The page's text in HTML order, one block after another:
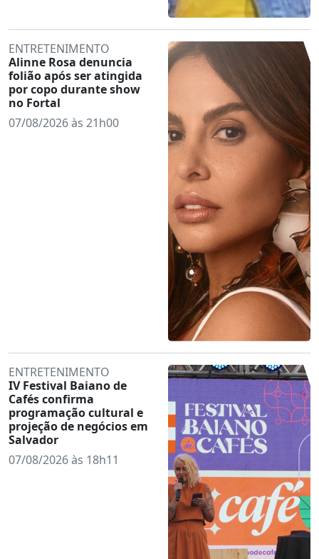
ENTRETENIMENTO
Alinne Rosa denuncia
folião após ser atingida
por copo durante show
no Fortal
07/08/2026 às 21h00
ENTRETENIMENTO
IV Festival Baiano de
Cafés confirma
programação cultural e
projeção de negócios em
Salvador
07/08/2026 às 18h11